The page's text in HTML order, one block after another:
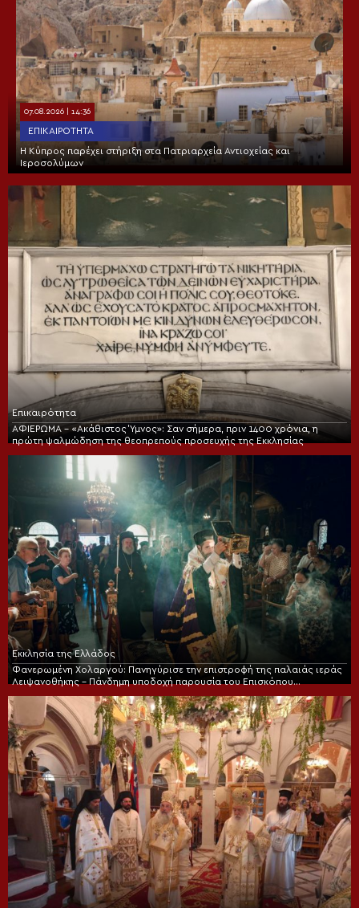
07.08.2026 | 14:36
ΕΠΙΚΑΙΡΌΤΗΤΑ
Η Κύπρος παρέχει στήριξη στα Πατριαρχεία Αντιοχείας και
Ιεροσολύμων
Επικαιρότητα
ΑΦΙΕΡΩΜΑ – «Ακάθιστος Ύμνος»: Σαν σήμερα, πριν 1400 χρόνια, η
πρώτη ψαλμώδηση της θεοπρεπούς προσευχής της Εκκλησίας
Εκκλησία της Ελλάδος
Φανερωμένη Χολαργού: Πανηγύρισε την επιστροφή της παλαιάς ιεράς
Λειψανοθήκης – Πάνδημη υποδοχή παρουσία του Επισκόπου